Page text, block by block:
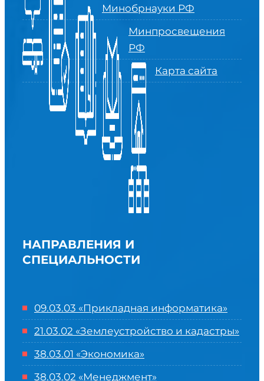
Минобрнауки РФ
Минпросвещения
РФ
Карта сайта
НАПРАВЛЕНИЯ И
СПЕЦИАЛЬНОСТИ
09.03.03 «Прикладная информатика»
21.03.02 «Землеустройство и кадастры»
38.03.01 «Экономика»
38.03.02 «Менеджмент»